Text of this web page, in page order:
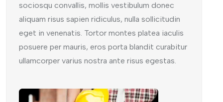
sociosqu convallis, mollis vestibulum donec
aliquam risus sapien ridiculus, nulla sollicitudin
eget in venenatis. Tortor montes platea iaculis
posuere per mauris, eros porta blandit curabitur
ullamcorper varius nostra ante risus egestas.